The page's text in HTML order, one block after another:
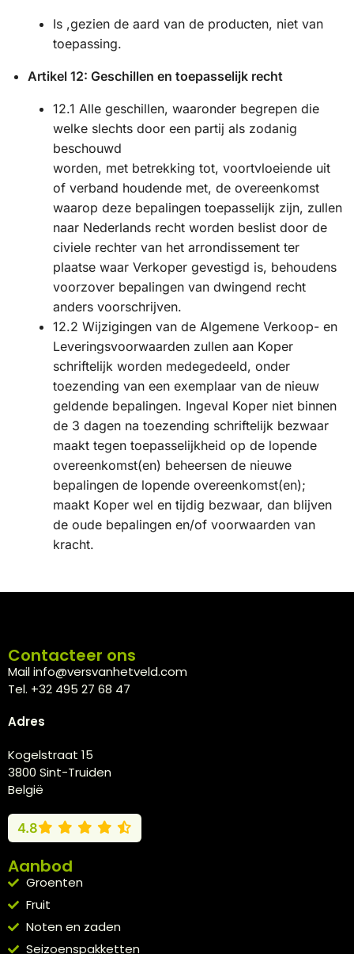
Is ,gezien de aard van de producten, niet van
toepassing.
Artikel 12: Geschillen en toepasselijk recht
12.1 Alle geschillen, waaronder begrepen die
welke slechts door een partij als zodanig
beschouwd
worden, met betrekking tot, voortvloeiende uit
of verband houdende met, de overeenkomst
waarop deze bepalingen toepasselijk zijn, zullen
naar Nederlands recht worden beslist door de
civiele rechter van het arrondissement ter
plaatse waar Verkoper gevestigd is, behoudens
voorzover bepalingen van dwingend recht
anders voorschrijven.
12.2 Wijzigingen van de Algemene Verkoop- en
Leveringsvoorwaarden zullen aan Koper
schriftelijk worden medegedeeld, onder
toezending van een exemplaar van de nieuw
geldende bepalingen. Ingeval Koper niet binnen
de 3 dagen na toezending schriftelijk bezwaar
maakt tegen toepasselijkheid op de lopende
overeenkomst(en) beheersen de nieuwe
bepalingen de lopende overeenkomst(en);
maakt Koper wel en tijdig bezwaar, dan blijven
de oude bepalingen en/of voorwaarden van
kracht.
Contacteer ons
Mail info@versvanhetveld.com
Tel. +32 495 27 68 47
Adres
Kogelstraat 15
3800 Sint-Truiden
België
4.8
Aanbod
Groenten
Fruit
Noten en zaden
Seizoenspakketten